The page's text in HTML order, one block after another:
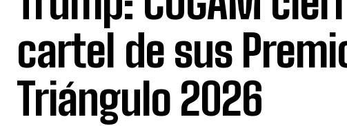
cartel de sus
Triángulo 2026